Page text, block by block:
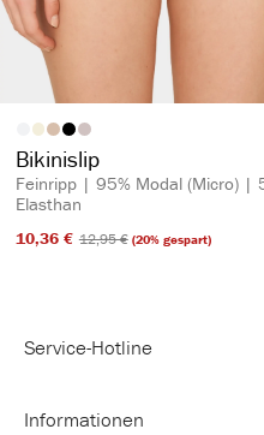
Artikelfarbe
Bikinislip
Feinripp | 95% Modal (Micro) |
Elasthan
10,36 €​ 12,95 €​(20% gespart)
Service-Hotline
Informationen